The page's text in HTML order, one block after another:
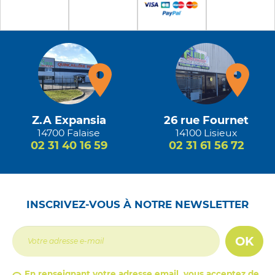
Z.A Expansia
14700 Falaise
02 31 40 16 59
26 rue Fournet
14100 Lisieux
02 31 61 56 72
INSCRIVEZ-VOUS À NOTRE NEWSLETTER
OK